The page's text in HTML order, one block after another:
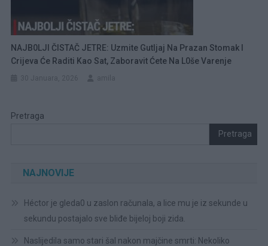
NAJB0LJI ČISTAČ JETRE: Uzmite Gutljaj Na Prazan Stomak I
Crijeva Će Raditi Kao Sat, Zaboravit Ćete Na L0še Varenje
Pretraga
Pretraga
NAJNOVIJE
Héctor je gleda0 u zaslon računala, a lice mu je iz sekunde u
sekundu postajalo sve bliđe bijeloj boji zida.
Naslijedila samo stari šal nakon majčine smrti: Nekoliko